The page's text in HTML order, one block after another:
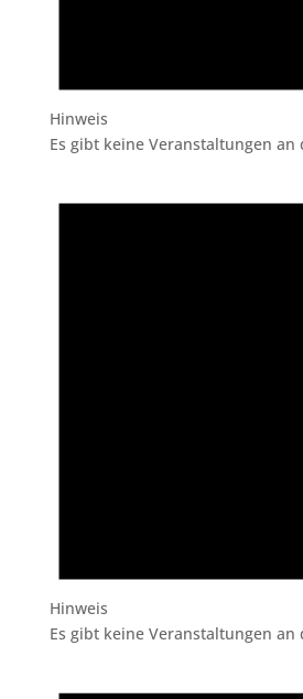
Hinweis
Es gibt keine Veranstaltungen an
Hinweis
Es gibt keine Veranstaltungen an